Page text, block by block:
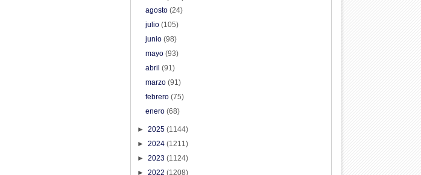
agosto(24)
julio(105)
junio(98)
mayo(93)
abril(91)
marzo(91)
febrero(75)
enero(68)
► 2025 (1144)
► 2024 (1211)
► 2023 (1124)
► 2022 (1208)